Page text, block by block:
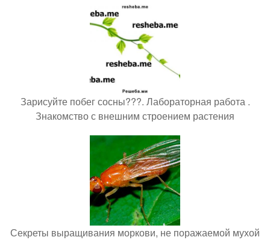
Зарисуйте побег сосны???. Лабораторная работа .
Знакомство с внешним строением растения
Секреты выращивания моркови, не поражаемой мухой